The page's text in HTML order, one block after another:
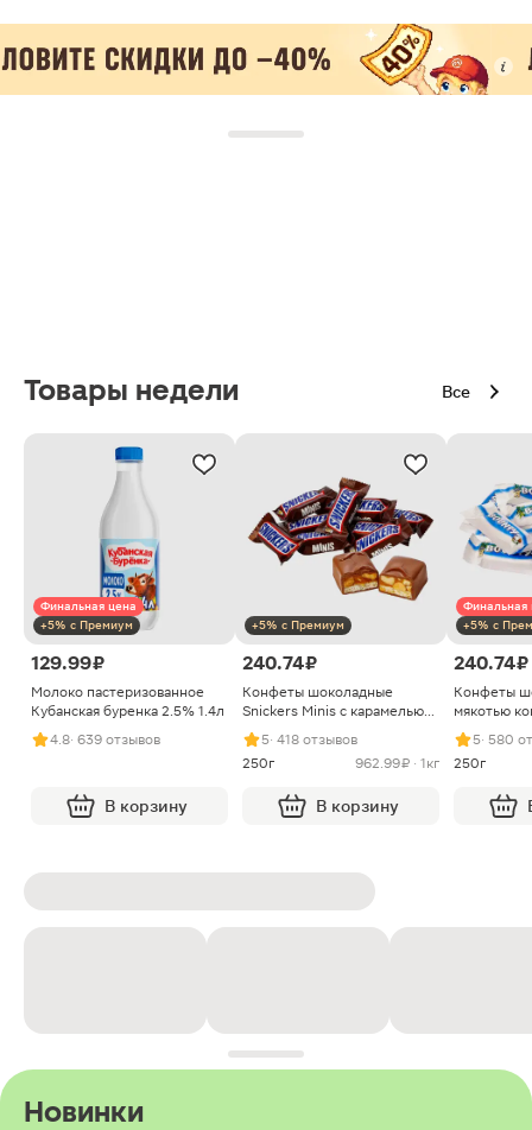
Товары недели Все
Финальная цена
+5% с Премиум
129.99 ₽
Молоко пастеризованное
Кубанская буренка 2.5% 1.4л
4.8· 639 отзывов
В корзину
+5% с Премиум
240.74 ₽
Конфеты шоколадные
Snickers Minis с карамелью
арахисом и нугой
5· 418 отзывов
250г
962.99 ₽ · 1кг
В корзину
Финальная
+5% с
240.74 ₽
Конфеты
мякотью
5· 580
250г
Новинки